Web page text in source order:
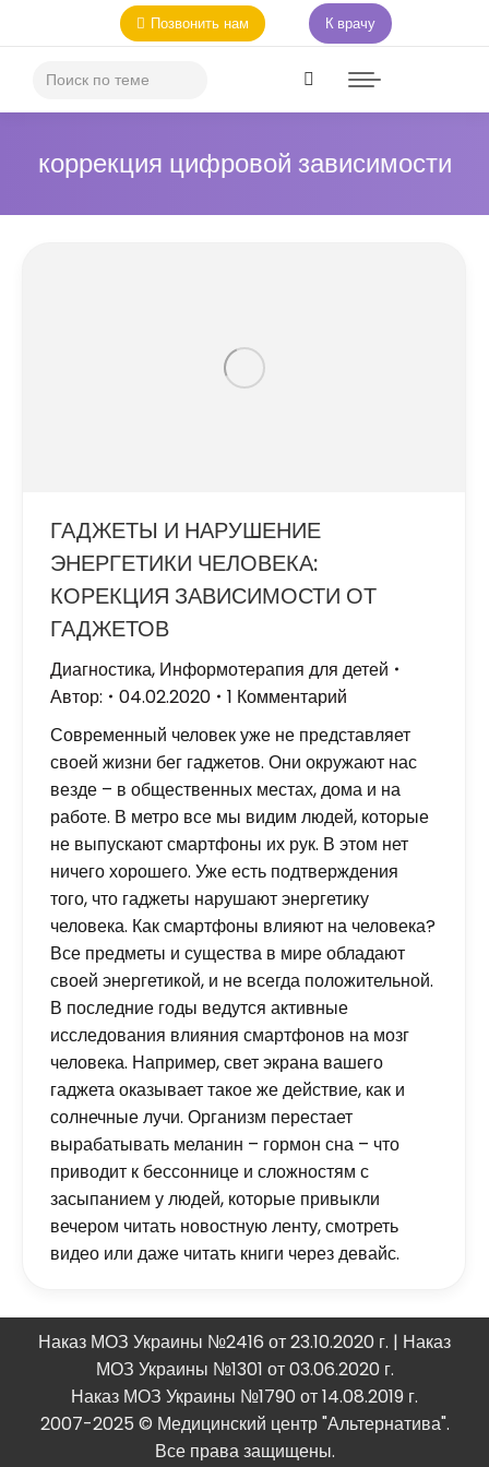
Позвонить нам К врачу
коррекция цифровой зависимости
ГАДЖЕТЫ И НАРУШЕНИЕ
ЭНЕРГЕТИКИ ЧЕЛОВЕКА:
КОРЕКЦИЯ ЗАВИСИМОСТИ ОТ
ГАДЖЕТОВ
Диагностика, Информотерапия для детей
Автор:
04.02.2020
1 Комментарий
Современный человек уже не представляет
своей жизни бег гаджетов. Они окружают нас
везде – в общественных местах, дома и на
работе. В метро все мы видим людей, которые
не выпускают смартфоны их рук. В этом нет
ничего хорошего. Уже есть подтверждения
того, что гаджеты нарушают энергетику
человека. Как смартфоны влияют на человека?
Все предметы и существа в мире обладают
своей энергетикой, и не всегда положительной.
В последние годы ведутся активные
исследования влияния смартфонов на мозг
человека. Например, свет экрана вашего
гаджета оказывает такое же действие, как и
солнечные лучи. Организм перестает
вырабатывать меланин – гормон сна – что
приводит к бессоннице и сложностям с
засыпанием у людей, которые привыкли
вечером читать новостную ленту, смотреть
видео или даже читать книги через девайс.
Наказ МОЗ Украины №2416 от 23.10.2020 г. | Наказ
МОЗ Украины №1301 от 03.06.2020 г.
Наказ МОЗ Украины №1790 от 14.08.2019 г.
2007-2025 © Медицинский центр "Альтернатива".
Все права защищены.